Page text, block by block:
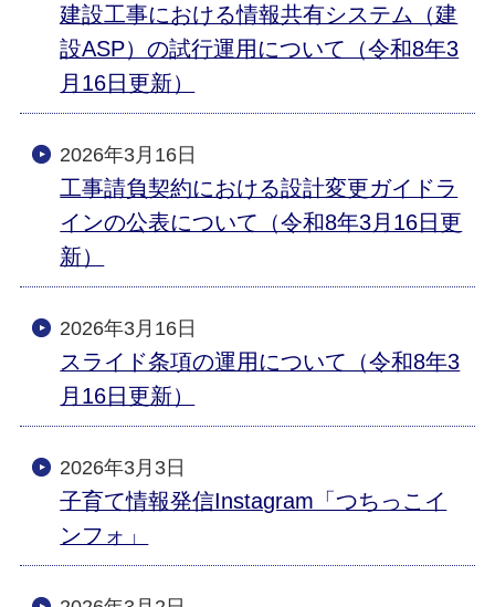
建設工事における情報共有システム（建
設ASP）の試行運用について（令和8年3
月16日更新）
2026年3月16日
工事請負契約における設計変更ガイドラ
インの公表について（令和8年3月16日更
新）
2026年3月16日
スライド条項の運用について（令和8年3
月16日更新）
2026年3月3日
子育て情報発信Instagram「つちっこイ
ンフォ」